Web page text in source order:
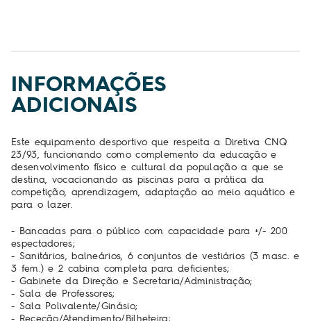
INFORMAÇÕES
ADICIONAIS
Este equipamento desportivo que respeita a Diretiva CNQ
23/93, funcionando como complemento da educação e
desenvolvimento físico e cultural da população a que se
destina, vocacionando as piscinas para a prática da
competição, aprendizagem, adaptação ao meio aquático e
para o lazer.
- Bancadas para o público com capacidade para +/- 200
espectadores;
- Sanitários, balneários, 6 conjuntos de vestiários (3 masc. e
3 fem.) e 2 cabina completa para deficientes;
- Gabinete da Direção e Secretaria/Administração;
- Sala de Professores;
- Sala Polivalente/Ginásio;
- Receção/Atendimento/Bilheteira;